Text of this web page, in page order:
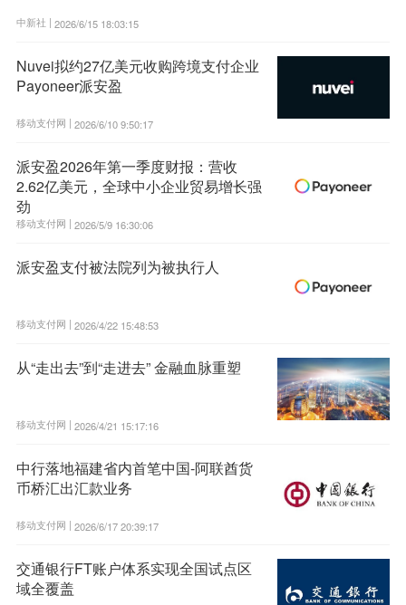
中新社 | 2026/6/15 18:03:15
Nuvei拟约27亿美元收购跨境支付企业
Payoneer派安盈
移动支付网 | 2026/6/10 9:50:17
派安盈2026年第一季度财报：营收
2.62亿美元，全球中小企业贸易增长强
劲
移动支付网 | 2026/5/9 16:30:06
派安盈支付被法院列为被执行人
移动支付网 | 2026/4/22 15:48:53
从“走出去”到“走进去” 金融血脉重塑
移动支付网 | 2026/4/21 15:17:16
中行落地福建省内首笔中国-阿联酋货
币桥汇出汇款业务
移动支付网 | 2026/6/17 20:39:17
交通银行FT账户体系实现全国试点区
域全覆盖